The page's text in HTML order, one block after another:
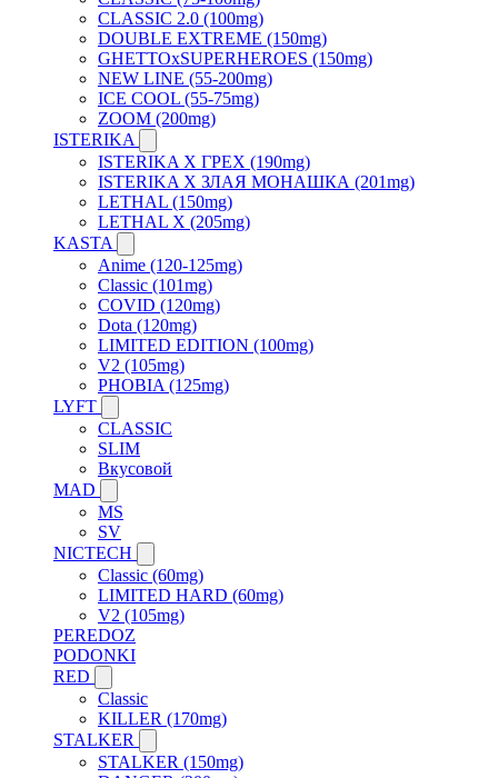
CLASSIC 2.0 (100mg)
DOUBLE EXTREME (150mg)
GHETTOxSUPERHEROES (150mg)
NEW LINE (55-200mg)
ICE COOL (55-75mg)
ZOOM (200mg)
ISTERIKA
ISTERIKA X ГРЕХ (190mg)
ISTERIKA X ЗЛАЯ МОНАШКА (201mg)
LETHAL (150mg)
LETHAL X (205mg)
KASTA
Anime (120-125mg)
Classic (101mg)
COVID (120mg)
Dota (120mg)
LIMITED EDITION (100mg)
V2 (105mg)
PHOBIA (125mg)
LYFT
CLASSIC
SLIM
Вкусовой
MAD
MS
SV
NICTECH
Classic (60mg)
LIMITED HARD (60mg)
V2 (105mg)
PEREDOZ
PODONKI
RED
Classic
KILLER (170mg)
STALKER
STALKER (150mg)